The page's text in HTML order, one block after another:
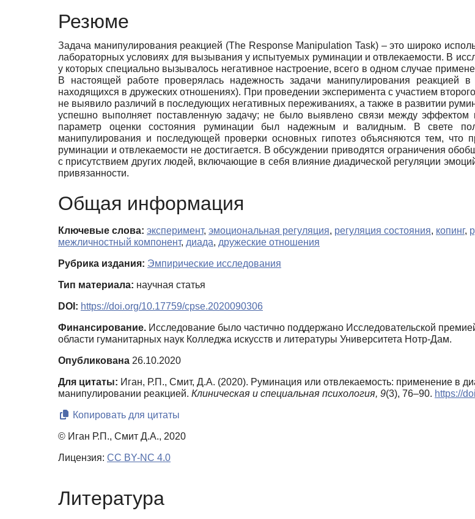
Резюме
Задача манипулирования реакцией (The Response Manipulation Task) – это широко
лабораторных условиях для вызывания у испытуемых руминации и отвлекаемости. В
у которых специально вызывалось негативное настроение, всего в одном случае
В настоящей работе проверялась надежность задачи манипулирования
находящихся в дружеских отношениях). При проведении эксперимента с участием
не выявило различий в последующих негативных переживаниях, а также в развитии
успешно выполняет поставленную задачу; не было выявлено связи между
параметр оценки состояния руминации был надежным и валидным. В свете
манипулирования и последующей проверки основных гипотез объясняются тем, что
руминации и отвлекаемости не достигается. В обсуждении приводятся ограничения
с присутствием других людей, включающие в себя влияние диадической регуляции
привязанности.
Общая информация
Ключевые слова: эксперимент, эмоциональная регуляция, регуляция состояния, копинг,
межличностный компонент, диада, дружеские отношения
Рубрика издания: Эмпирические исследования
Тип материала: научная статья
DOI: https://doi.org/10.17759/cpse.2020090306
Финансирование. Исследование было частично поддержано Исследовательской
области гуманитарных наук Колледжа искусств и литературы Университета Нотр-Дам.
Опубликована 26.10.2020
Для цитаты: Иган, Р.П., Смит, Д.А. (2020). Руминация или отвлекаемость: применение в
манипулировании реакцией. Клиническая и специальная психология, 9(3), 76–90. https://
Копировать для цитаты
© Иган Р.П., Смит Д.А., 2020
Лицензия: CC BY-NC 4.0
Литература